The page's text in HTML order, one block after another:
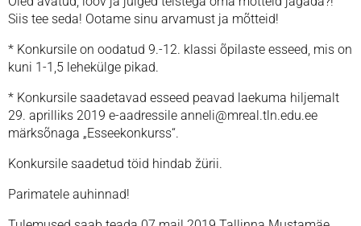
Siis tee seda! Ootame sinu arvamust ja mõtteid!
* Konkursile on oodatud 9.-12. klassi õpilaste esseed, mis on
kuni 1-1,5 lehekülge pikad.
* Konkursile saadetavad esseed peavad laekuma hiljemalt
29. aprilliks 2019 e-aadressile anneli@mreal.tln.edu.ee
märksõnaga „Esseekonkurss“.
Konkursile saadetud töid hindab žürii.
Parimatele auhinnad!